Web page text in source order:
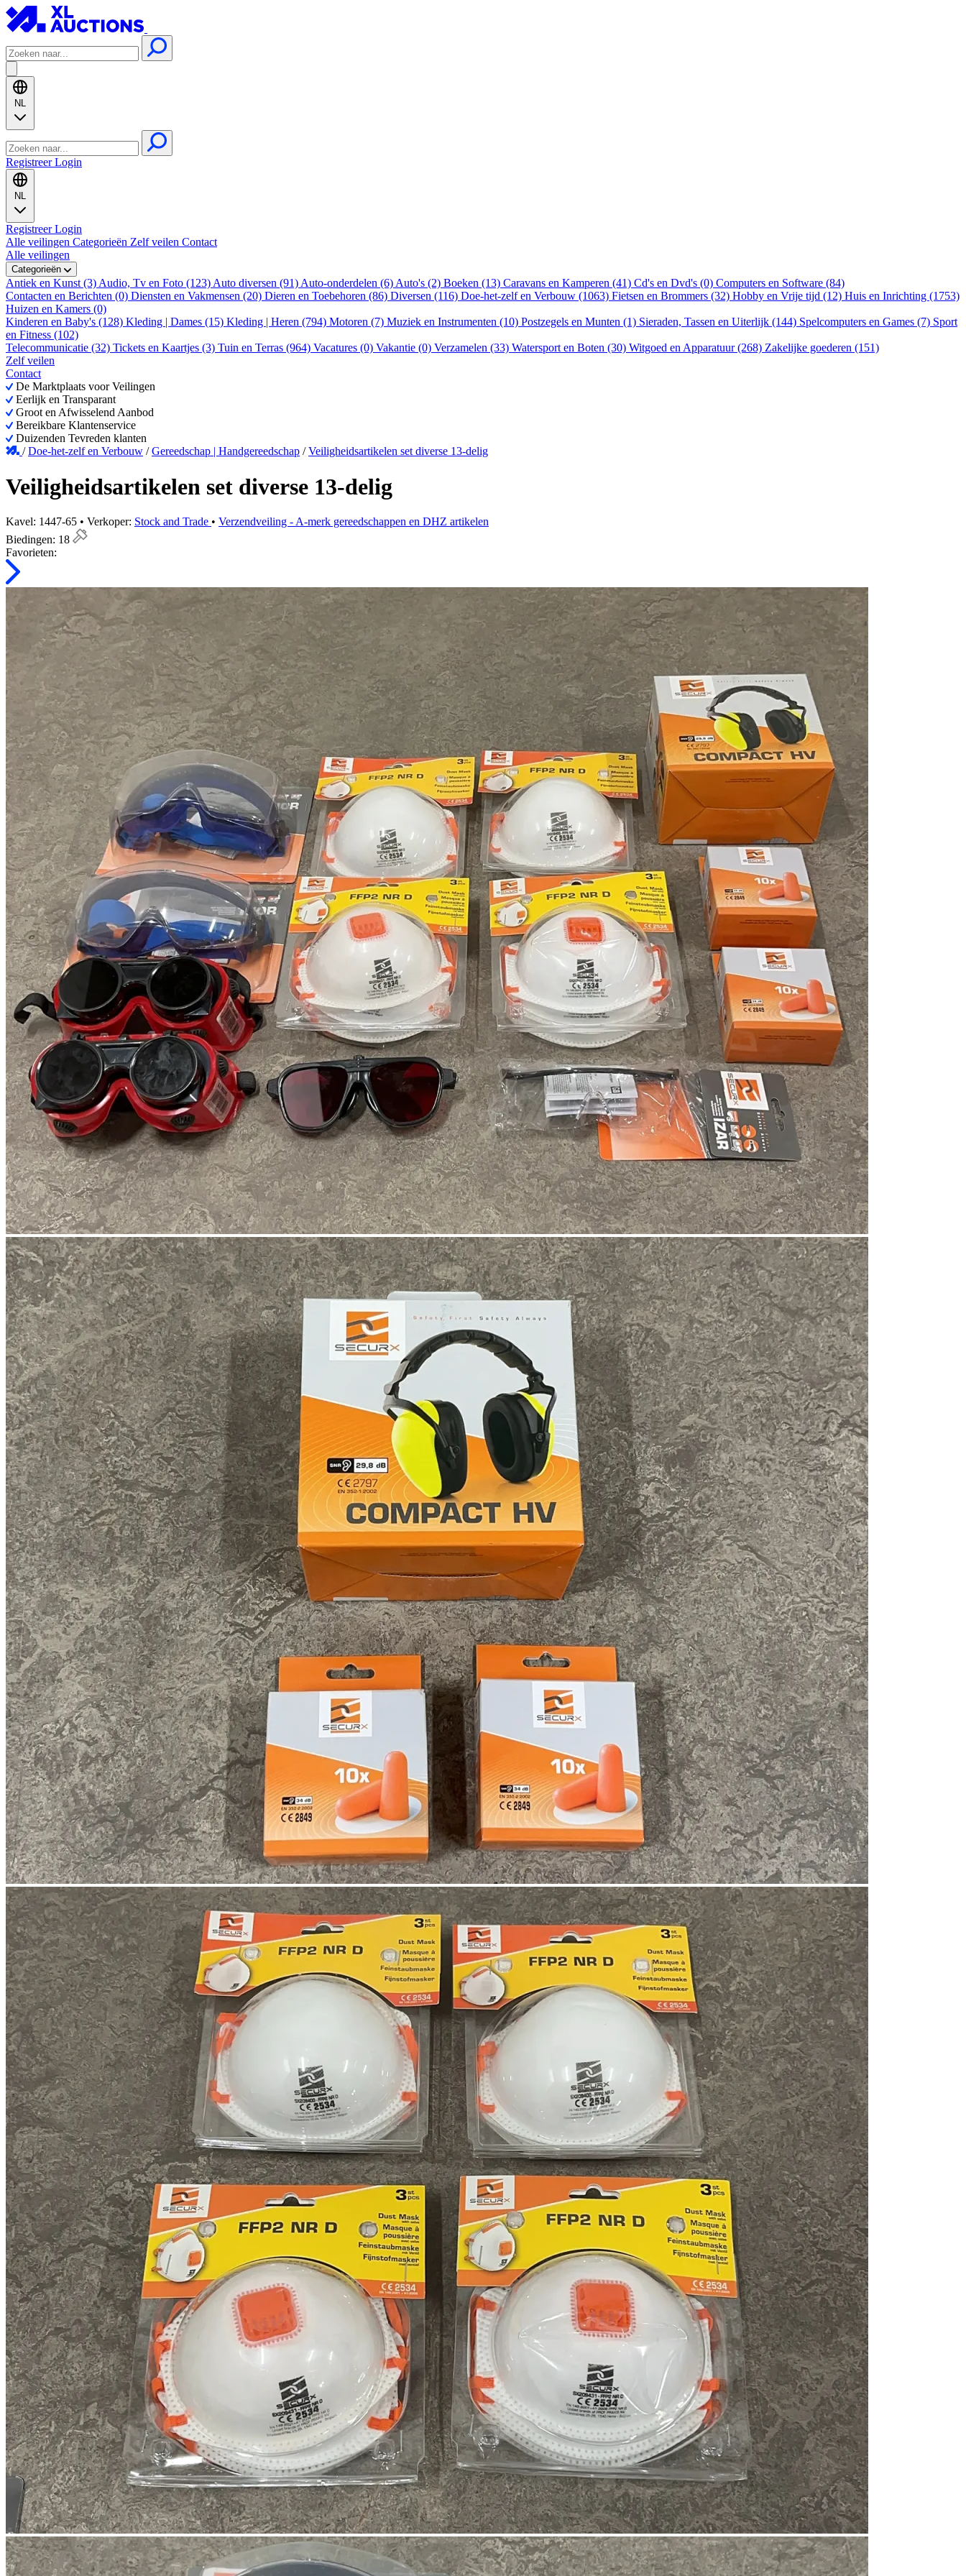
NL
RegistreerLogin
NL
RegistreerLogin
Alle veilingen Categorieën Zelf veilen Contact
Alle veilingen
Categorieën
Antiek en Kunst (3) Audio, Tv en Foto (123) Auto diversen (91) Auto-onderdelen (6) Auto's (2) Boeken (13) Caravans en Kamperen (41) Cd's en Dvd's (0) Computers en Software (84)
Contacten en Berichten (0) Diensten en Vakmensen (20) Dieren en Toebehoren (86) Diversen (116) Doe-het-zelf en Verbouw (1063) Fietsen en Brommers (32) Hobby en Vrije tijd (12) Huis en Inrichting (1753)
Huizen en Kamers (0)
Kinderen en Baby's (128) Kleding | Dames (15) Kleding | Heren (794) Motoren (7) Muziek en Instrumenten (10) Postzegels en Munten (1) Sieraden, Tassen en Uiterlijk (144) Spelcomputers en Games (7) Sport
en Fitness (102)
Telecommunicatie (32) Tickets en Kaartjes (3) Tuin en Terras (964) Vacatures (0) Vakantie (0) Verzamelen (33) Watersport en Boten (30) Witgoed en Apparatuur (268) Zakelijke goederen (151)
Zelf veilen
Contact
De Marktplaats voor Veilingen
Eerlijk en Transparant
Groot en Afwisselend Aanbod
Bereikbare Klantenservice
Duizenden Tevreden klanten
/Doe-het-zelf en Verbouw /Gereedschap | Handgereedschap /Veiligheidsartikelen set diverse 13-delig
Veiligheidsartikelen set diverse 13-delig
Kavel: 1447-65 • Verkoper: Stock and Trade • Verzendveiling - A-merk gereedschappen en DHZ artikelen
Biedingen: 18
Favorieten: